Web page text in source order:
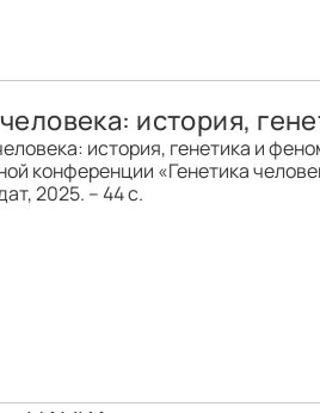
история,
история, генетика и
конференции «Генетика
2025. – 44 с.